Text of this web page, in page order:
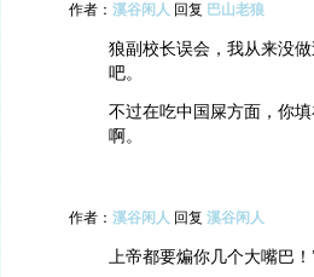
作者： 溪谷闲人 回复 巴山老狼
狼副校长误会，我从来没
吧。
不过在吃中国屎方面，你
啊。
作者： 溪谷闲人 回复 溪谷闲人
上帝都要煸你几个大嘴巴